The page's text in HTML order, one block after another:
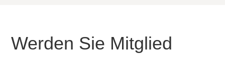
Werden Sie Mitglied